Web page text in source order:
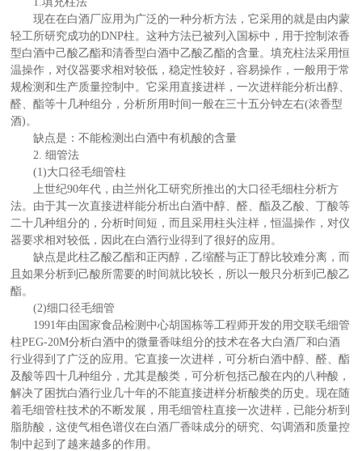
现在在白酒厂应用为广泛的一种分析方法，它采用的就是由内蒙
轻工所研究成功的DNP柱。这种方法已被列入国标中，用于控制浓香
型白酒中己酸乙酯和清香型白酒中乙酸乙酯的含量。填充柱法采用恒
温操作，对仪器要求相对较低，稳定性较好，容易操作，一般用于常
规检测和生产质量控制中。它采用直接进样，一次进样能分析出醇、
醛、酯等十几种组分，分析所用时间一般在三十五分钟左右(浓香型
酒)。
缺点是：不能检测出白酒中有机酸的含量
2. 细管法
(1)大口径毛细管柱
上世纪90年代，由兰州化工研究所推出的大口径毛细柱分析方
法。由于其一次直接进样能分析出白酒中醇、醛、酯及乙酸、丁酸等
二十几种组分的，分析时间短，而且采用柱头注样，恒温操作，对仪
器要求相对较低，因此在白酒行业得到了很好的应用。
缺点是此柱乙酸乙酯和正丙醇，乙缩醛与正丁醇比较难分离，而
且如果分析到己酸所需要的时间就比较长，所以一般只分析到己酸乙
酯。
(2)细口径毛细管
1991年由国家食品检测中心胡国栋等工程师开发的用交联毛细管
柱PEG-20M分析白酒中的微量香味组分的技术在各大白酒厂和白酒
行业得到了广泛的应用。它直接一次进样，可分析白酒中醇、醛、酯
及酸等四十几种组分，尤其是酸类，可分析包括己酸在内的八种酸，
解决了困扰白酒行业几十年的不能直接进样分析酸类的历史。现在随
着毛细管柱技术的不断发展，用毛细管柱直接一次进样，已能分析到
脂肪酸，这使气相色谱仪在白酒厂香味成分的研究、勾调酒和质量控
制中起到了越来越多的作用。